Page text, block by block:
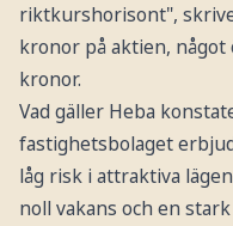
riktkurshorisont",
kronor på aktien,
kronor.
Vad gäller Heba
fastighetsbolaget
låg risk i attraktiva
noll vakans och en